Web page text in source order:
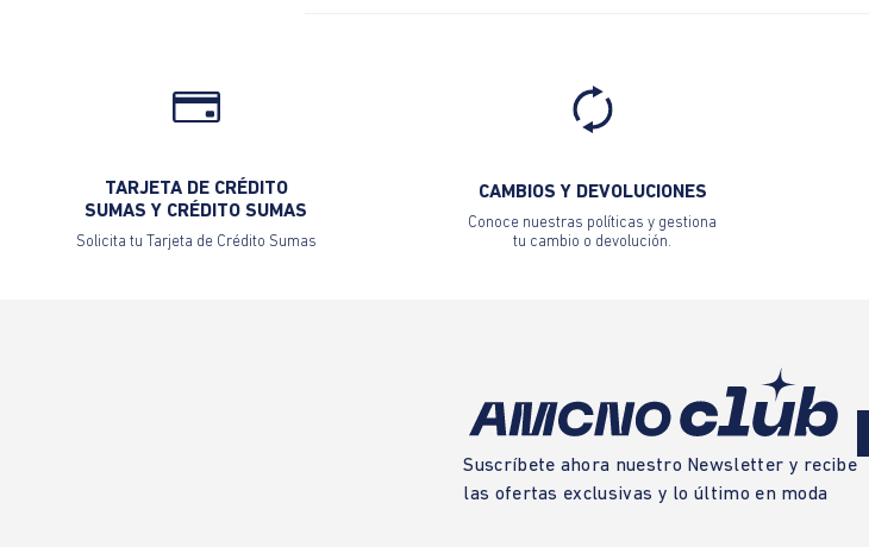
TARJETA DE CRÉDITO
SUMAS Y CRÉDITO SUMAS
Solicita tu Tarjeta de Crédito Sumas
CAMBIOS Y DEVOLUCIONES
Conoce nuestras políticas y gestiona
tu cambio o devolución.
Suscríbete ahora nuestro Newsletter y recibe
las ofertas exclusivas y lo último en moda